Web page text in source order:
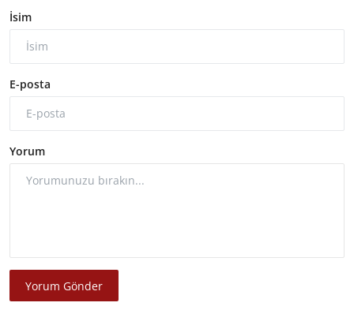
İsim
E-posta
Yorum
Yorum Gönder